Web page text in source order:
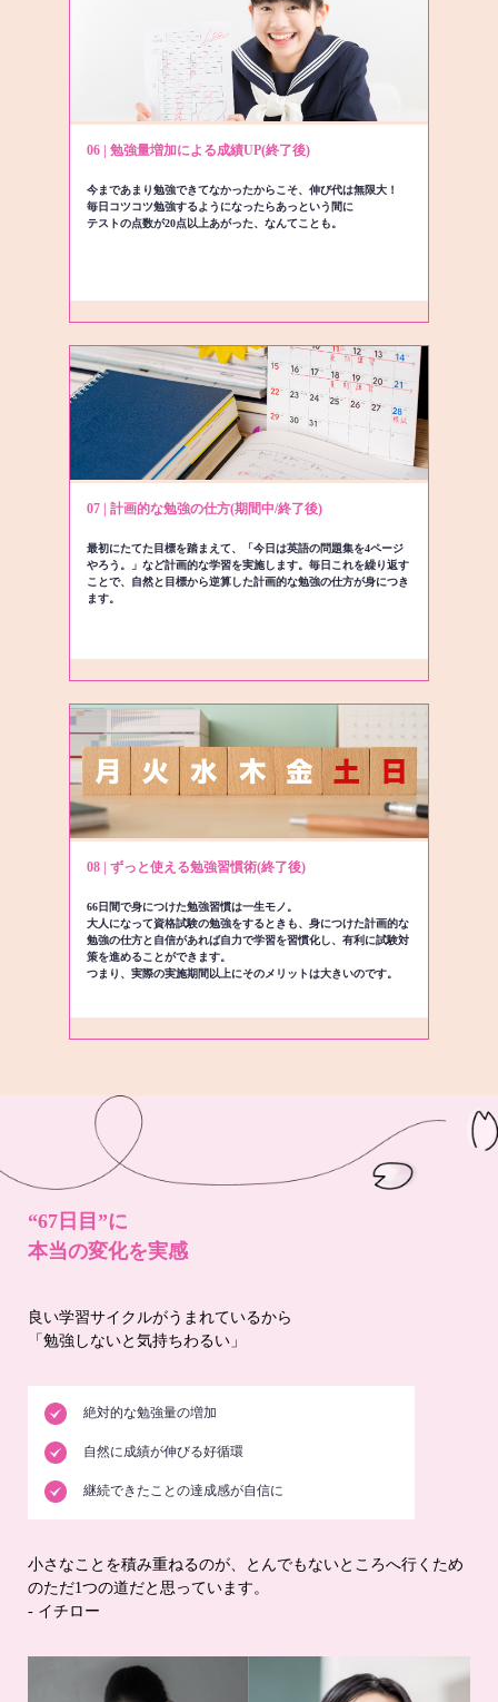
06 | 勉強量増加による成績UP(終了後)
今まであまり勉強できてなかったからこそ、伸び代は無限大！
毎日コツコツ勉強するようになったらあっという間に
テストの点数が20点以上あがった、なんてことも。
07 | 計画的な勉強の仕方(期間中/終了後)
最初にたてた目標を踏まえて、「今日は英語の問題集を4ページ
やろう。」など計画的な学習を実施します。毎日これを繰り返す
ことで、自然と目標から逆算した計画的な勉強の仕方が身につき
ます。
08 | ずっと使える勉強習慣術(終了後)
66日間で身につけた勉強習慣は一生モノ。
大人になって資格試験の勉強をするときも、身につけた計画的な
勉強の仕方と自信があれば自力で学習を習慣化し、有利に試験対
策を進めることができます。
つまり、実際の実施期間以上にそのメリットは大きいのです。
“67日目”に
本当の変化を実感
良い学習サイクルがうまれているから
「勉強しないと気持ちわるい」
絶対的な勉強量の増加
自然に成績が伸びる好循環
継続できたことの達成感が自信に
小さなことを積み重ねるのが、とんでもないところへ行くため
のただ1つの道だと思っています。
- イチロー